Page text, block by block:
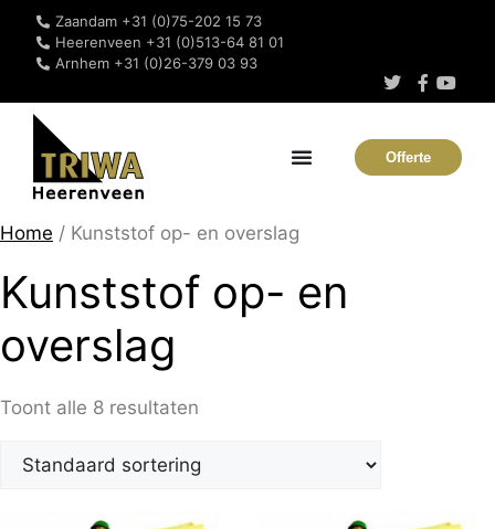
Zaandam +31 (0)75-202 15 73
Heerenveen +31 (0)513-64 81 01
Arnhem +31 (0)26-379 03 93
Offerte
Home / Kunststof op- en overslag
Kunststof op- en
overslag
Toont alle 8 resultaten